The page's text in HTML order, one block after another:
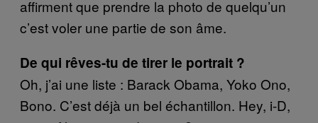
affirment que prendre la photo de quelqu’un
c’est voler une partie de son âme.
De qui rêves-tu de tirer le portrait ?
Oh, j’ai une liste : Barack Obama, Yoko Ono,
Bono. C’est déjà un bel échantillon. Hey, i-D,